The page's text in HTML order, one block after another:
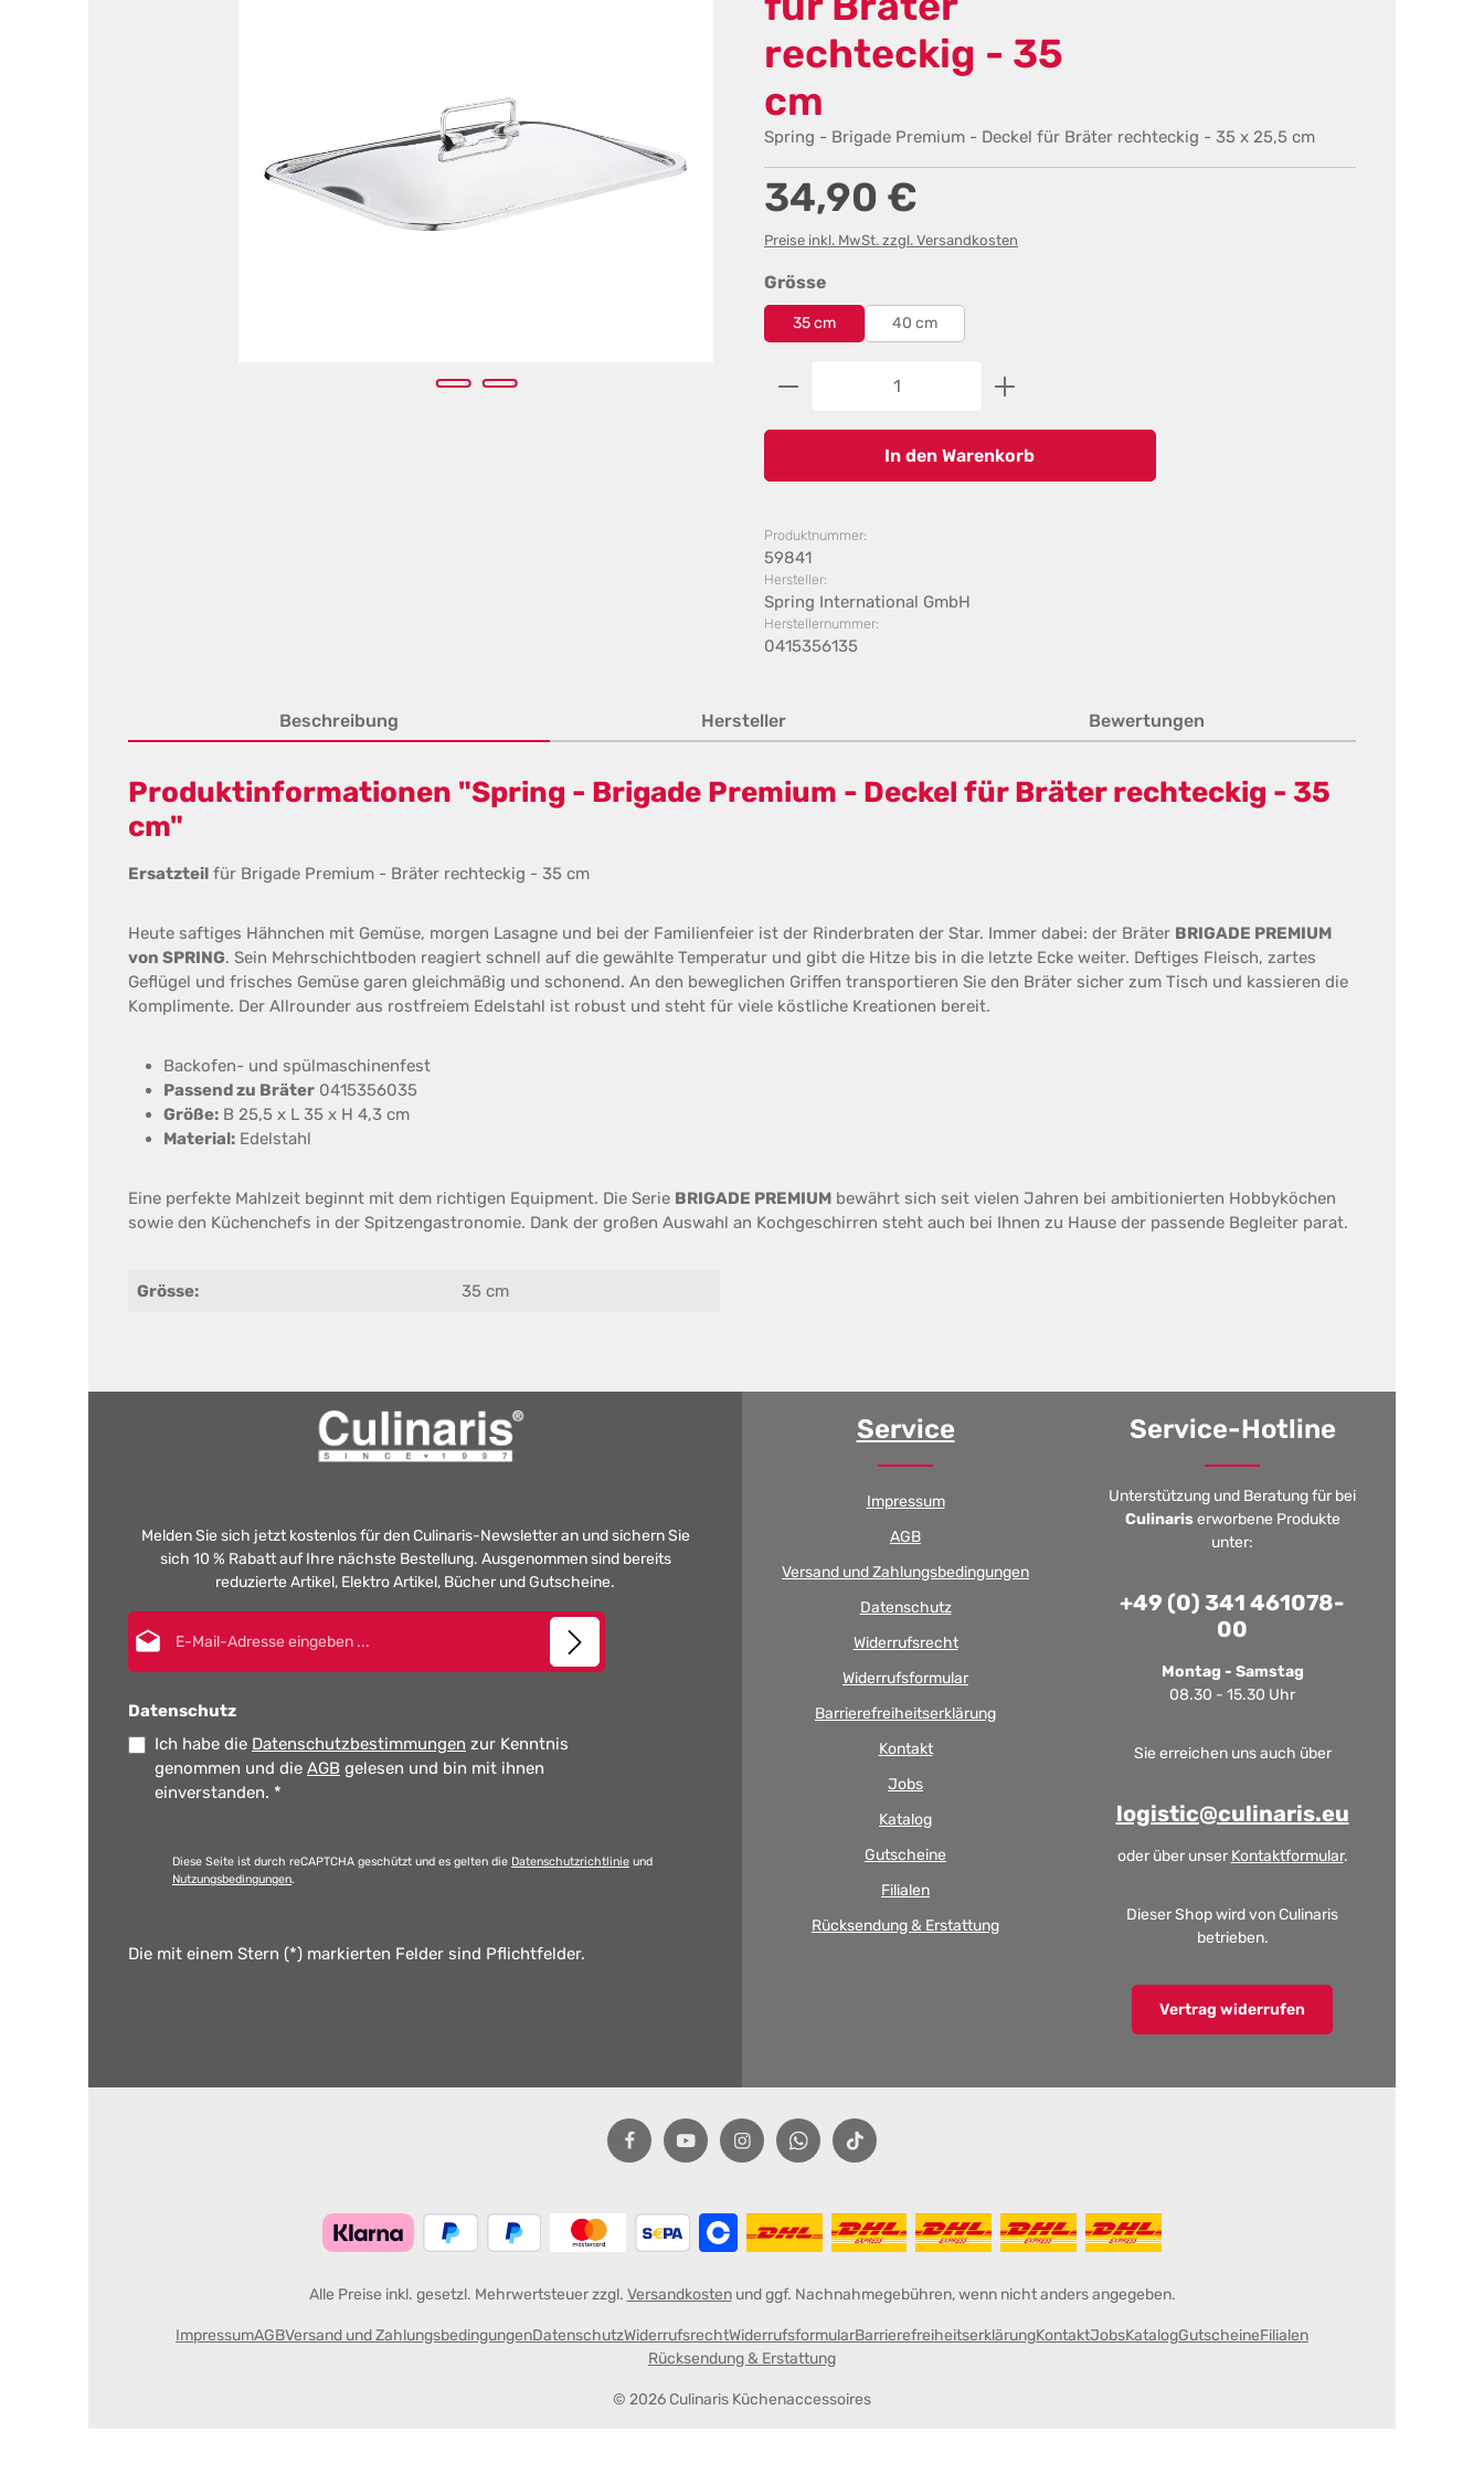
rechteckig - 35
cm
Spring - Brigade Premium - Deckel für Bräter rechteckig - 35 x 25,5 cm
Regulärer Preis:
34,90 €
Preise inkl. MwSt. zzgl. Versandkosten
Grösse
35 cm 40 cm
Produkt Anzahl: Gib den gewünschten Wert ein oder
In den Warenkorb
Produktnummer:
59841
Hersteller:
Spring International GmbH
Herstellernummer:
0415356135
Beschreibung Hersteller Bewertungen
Produktinformationen "Spring - Brigade Premium - Deckel für Bräter rechteckig - 35
cm"
Ersatzteil für Brigade Premium - Bräter rechteckig - 35 cm
Heute saftiges Hähnchen mit Gemüse, morgen Lasagne und bei der Familienfeier ist der Rinderbraten der Star. Immer dabei: der Bräter BRIGADE PREMIUM
von SPRING. Sein Mehrschichtboden reagiert schnell auf die gewählte Temperatur und gibt die Hitze bis in die letzte Ecke weiter. Deftiges Fleisch, zartes
Geflügel und frisches Gemüse garen gleichmäßig und schonend. An den beweglichen Griffen transportieren Sie den Bräter sicher zum Tisch und kassieren die
Komplimente. Der Allrounder aus rostfreiem Edelstahl ist robust und steht für viele köstliche Kreationen bereit.
Backofen- und spülmaschinenfest
Passend zu Bräter 0415356035
Größe: B 25,5 x L 35 x H 4,3 cm
Material: Edelstahl
Eine perfekte Mahlzeit beginnt mit dem richtigen Equipment. Die Serie BRIGADE PREMIUM bewährt sich seit vielen Jahren bei ambitionierten Hobbyköchen
sowie den Küchenchefs in der Spitzengastronomie. Dank der großen Auswahl an Kochgeschirren steht auch bei Ihnen zu Hause der passende Begleiter parat.
Grösse: 35 cm
Melden Sie sich jetzt kostenlos für den Culinaris-Newsletter an und sichern Sie
sich 10 % Rabatt auf Ihre nächste Bestellung. Ausgenommen sind bereits
reduzierte Artikel, Elektro Artikel, Bücher und Gutscheine.
Datenschutz
Ich habe die Datenschutzbestimmungen zur Kenntnis
genommen und die AGB gelesen und bin mit ihnen
einverstanden. *
Diese Seite ist durch reCAPTCHA geschützt und es gelten die Datenschutzrichtlinie und
Nutzungsbedingungen.
Die mit einem Stern (*) markierten Felder sind Pflichtfelder.
Service
Impressum
AGB
Versand und Zahlungsbedingungen
Datenschutz
Widerrufsrecht
Widerrufsformular
Barrierefreiheitserklärung
Kontakt
Jobs
Katalog
Gutscheine
Filialen
Rücksendung & Erstattung
Service-Hotline
Unterstützung und Beratung für bei
Culinariserworbene Produkte
unter:
+49 (0) 341 461078-
00
Montag - Samstag
08.30 - 15.30 Uhr
Sie erreichen uns auch über
logistic@culinaris.eu
oder über unser Kontaktformular.
Dieser Shop wird von Culinaris
betrieben.
Vertrag widerrufen
Alle Preise inkl. gesetzl. Mehrwertsteuer zzgl. Versandkostenund ggf. Nachnahmegebühren, wenn nicht anders angegeben.
© 2026 Culinaris Küchenaccessoires
ImpressumAGBVersand und ZahlungsbedingungenDatenschutzWiderrufsrechtWiderrufsformularBarrierefreiheitserklärungKontaktJobsKatalogGutscheineFilialen
Rücksendung & Erstattung